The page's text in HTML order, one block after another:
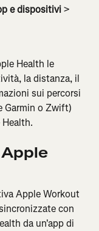
e dispositivi >
Health le
la distanza, il
sui percorsi
Garmin o Zwift)
Apple Workout
con
da un'app di